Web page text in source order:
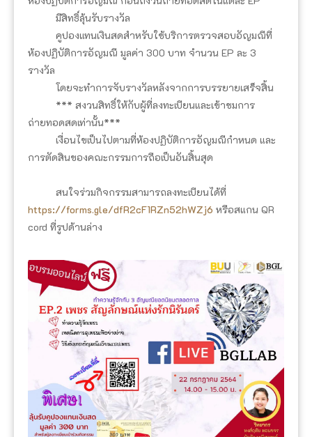
มีสิทธิ์ลุ้นรับรางวัล
คูปองแทนเงินสดสำหรับใช้บริการตรวจสอบอัญมณีที่
ห้องปฏิบัติการอัญมณี มูลค่า 300 บาท จำนวน EP ละ 3
รางวัล
โดยจะทำการจับรางวัลหลังจากการบรรยายเสร็จสิ้น
*** สงวนสิทธิ์ให้กับผู้ที่ลงทะเบียนและเข้าชมการ
ถ่ายทอดสดเท่านั้น***
เงื่อนไขเป็นไปตามที่ห้องปฏิบัติการอัญมณีกำหนด และ
การตัดสินของคณะกรรมการถือเป็นอันสิ้นสุด
สนใจร่วมกิจกรรมสามารถลงทะเบียนได้ที่
https://forms.gle/dfR2cF1RZn52hWZj6 หรือสแกน QR
cord ที่รูปด้านล่าง